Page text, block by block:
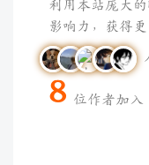
利用本站庞大
影响力，获得
8 位作者加入